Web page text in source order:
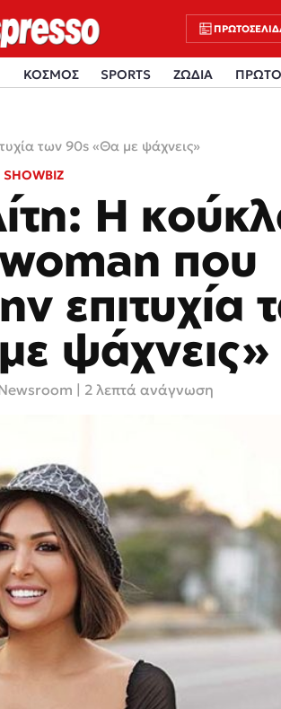
ΚΟΣΜΟΣ SPORTS ΖΩΔΙΑ
των 90s «Θα με ψάχνεις»
SHOWBIZ
Η
που
επιτυχία
ψάχνεις»
| 2 λεπτά ανάγνωση